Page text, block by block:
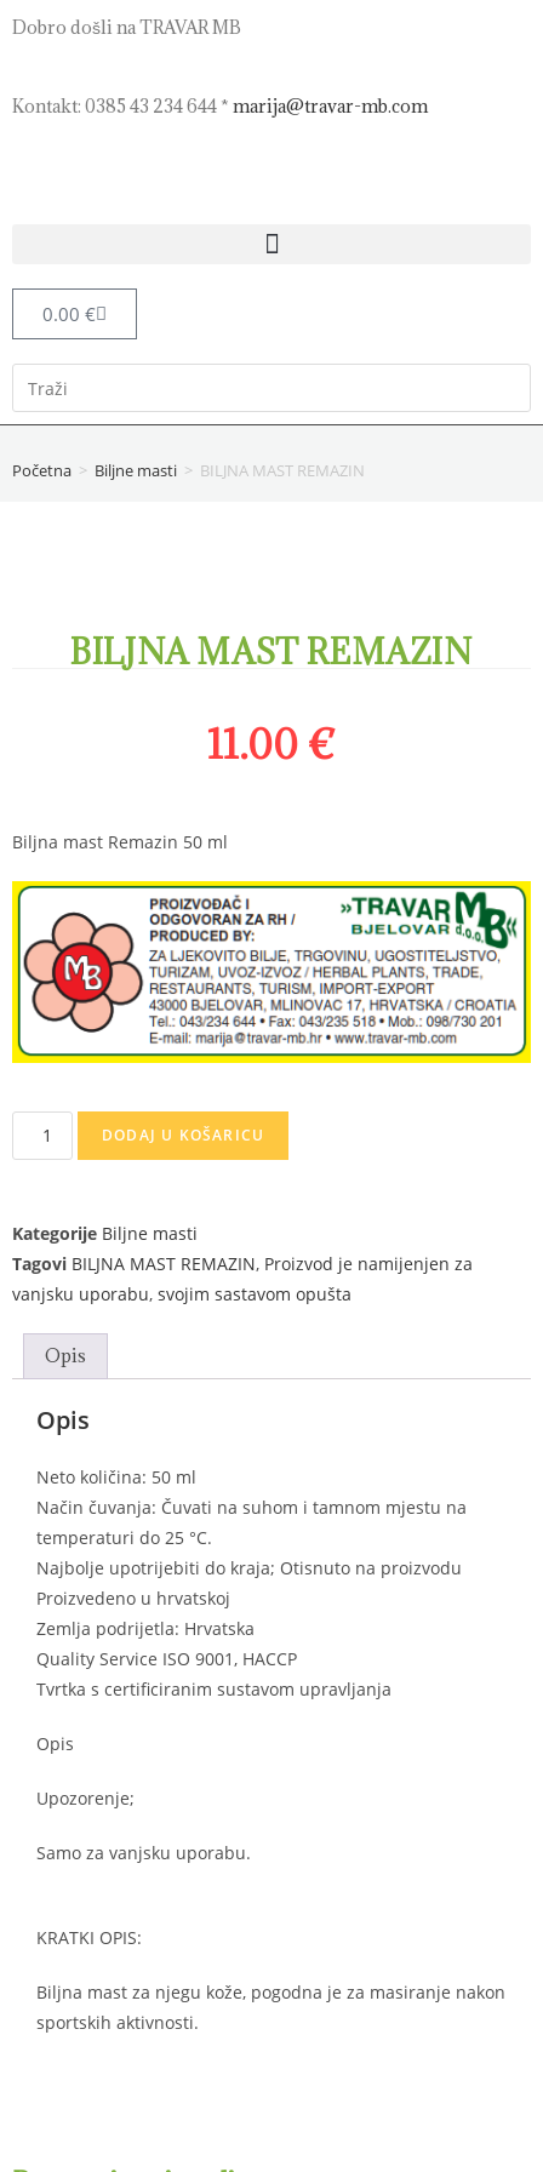
Dobro došli na TRAVAR MB
Kontakt: 0385 43 234 644 * marija@travar-mb.com
0.00 €
Početna > Biljne masti > BILJNA MAST REMAZIN
BILJNA MAST REMAZIN
11.00 €
Biljna mast Remazin 50 ml
DODAJ U KOŠARICU
Kategorije Biljne masti
Tagovi BILJNA MAST REMAZIN, Proizvod je namijenjen za
vanjsku uporabu, svojim sastavom opušta
Opis
Opis
Neto količina: 50 ml
Način čuvanja: Čuvati na suhom i tamnom mjestu na
temperaturi do 25 °C.
Najbolje upotrijebiti do kraja; Otisnuto na proizvodu
Proizvedeno u hrvatskoj
Zemlja podrijetla: Hrvatska
Quality Service ISO 9001, HACCP
Tvrtka s certificiranim sustavom upravljanja
Opis
Upozorenje;
Samo za vanjsku uporabu.
KRATKI OPIS:
Biljna mast za njegu kože, pogodna je za masiranje nakon
sportskih aktivnosti.